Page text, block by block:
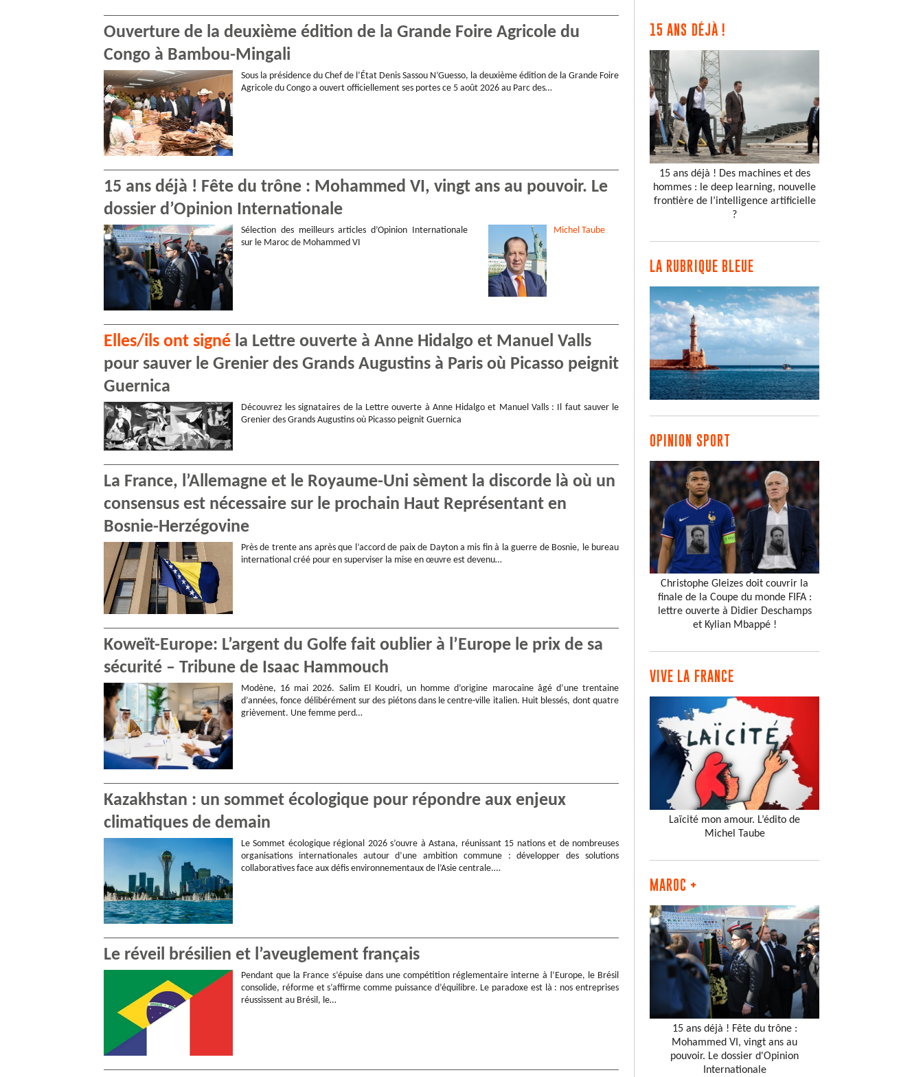
Ouverture de la deuxième édition de la Grande Foire Agricole du
Congo à Bambou-Mingali
Sous la présidence du Chef de l’État Denis Sassou N’Guesso, la deuxième édition de la Grande Foire
Agricole du Congo a ouvert officiellement ses portes ce 5 août 2026 au Parc des…
15 ans déjà ! Fête du trône : Mohammed VI, vingt ans au pouvoir. Le
dossier d’Opinion Internationale
Sélection des meilleurs articles d’Opinion Internationale
sur le Maroc de Mohammed VI
Michel Taube
Elles/ils ont signé la Lettre ouverte à Anne Hidalgo et Manuel Valls
pour sauver le Grenier des Grands Augustins à Paris où Picasso peignit
Guernica
Découvrez les signataires de la Lettre ouverte à Anne Hidalgo et Manuel Valls : Il faut sauver le
Grenier des Grands Augustins où Picasso peignit Guernica
La France, l’Allemagne et le Royaume-Uni sèment la discorde là où un
consensus est nécessaire sur le prochain Haut Représentant en
Bosnie-Herzégovine
Près de trente ans après que l’accord de paix de Dayton a mis fin à la guerre de Bosnie, le bureau
international créé pour en superviser la mise en œuvre est devenu…
Koweït-Europe: L’argent du Golfe fait oublier à l’Europe le prix de sa
sécurité – Tribune de Isaac Hammouch
Modène, 16 mai 2026. Salim El Koudri, un homme d’origine marocaine âgé d’une trentaine
d’années, fonce délibérément sur des piétons dans le centre-ville italien. Huit blessés, dont quatre
grièvement. Une femme perd…
Kazakhstan : un sommet écologique pour répondre aux enjeux
climatiques de demain
Le Sommet écologique régional 2026 s’ouvre à Astana, réunissant 15 nations et de nombreuses
organisations internationales autour d’une ambition commune : développer des solutions
collaboratives face aux défis environnementaux de l’Asie centrale.…
Le réveil brésilien et l’aveuglement français
Pendant que la France s’épuise dans une compétition réglementaire interne à l’Europe, le Brésil
consolide, réforme et s’affirme comme puissance d’équilibre. Le paradoxe est là : nos entreprises
réussissent au Brésil, le…
15 ANS DÉJÀ !
15 ans déjà ! Des machines et des
hommes : le deep learning, nouvelle
frontière de l’intelligence artificielle
?
LA RUBRIQUE BLEUE
OPINION SPORT
Christophe Gleizes doit couvrir la
finale de la Coupe du monde FIFA :
lettre ouverte à Didier Deschamps
et Kylian Mbappé !
VIVE LA FRANCE
Laïcité mon amour. L’édito de
Michel Taube
MAROC +
15 ans déjà ! Fête du trône :
Mohammed VI, vingt ans au
pouvoir. Le dossier d'Opinion
Internationale